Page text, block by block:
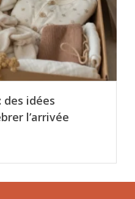
des idées
l’arrivée